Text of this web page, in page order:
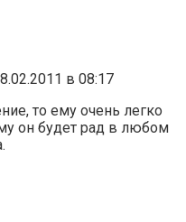
в 08:17
то ему очень легко
он будет рад в любом